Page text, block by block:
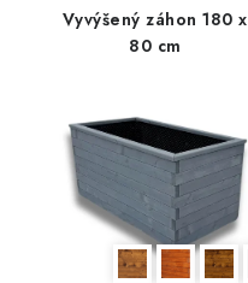
Vyvýšený záhon 180 x
80 cm